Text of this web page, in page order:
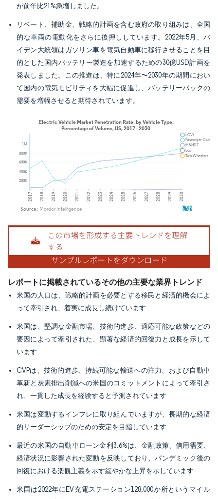
が前年比21%急増しました。
リベート、補助金、戦略的計画を含む政府の取り組みは、全国
的な車両の電動化をさらに後押ししています。2022年5月、バ
イデン大統領はガソリン車を電気自動車に移行させることを目
的とした国内バッテリー製造を加速するための30億USD計画を
発表しました。この推進は、特に2024年〜2030年の期間におい
て国内の電気モビリティを大幅に促進し、バッテリーパックの
需要を増幅させると期待されています。
画像 © Mordor Intelligence。再利用にはCC BY 4.0の表示が必要です。
レポートに掲載されているその他の主要な業界トレンド
米国の人口は、戦略的計画を必要とする移民と経済的機会によ
って牽引され、着実に成長し続けています
米国は、堅調な金融市場、技術的進歩、適応可能な政策などの
要因によって牽引された、顕著な経済的回復力と成長を示して
います
CVPは、技術的進歩、持続可能な輸送への注力、および自動車
革新と炭素排出削減への米国のコミットメントによって牽引さ
れ、一貫した成長を経験すると予測されています
米国は変動するインフレに取り組んでいますが、長期的な経済
的リーダーシップのための安定を目指しています
最近の米国の自動車ローン金利3.6%は、金融政策、信用需要、
経済状況に影響された変動を反映しており、パンデミック後の
回復における楽観主義を示す緩やかな上昇を示しています
米国は2022年にEV充電ステーション128,000か所というマイル